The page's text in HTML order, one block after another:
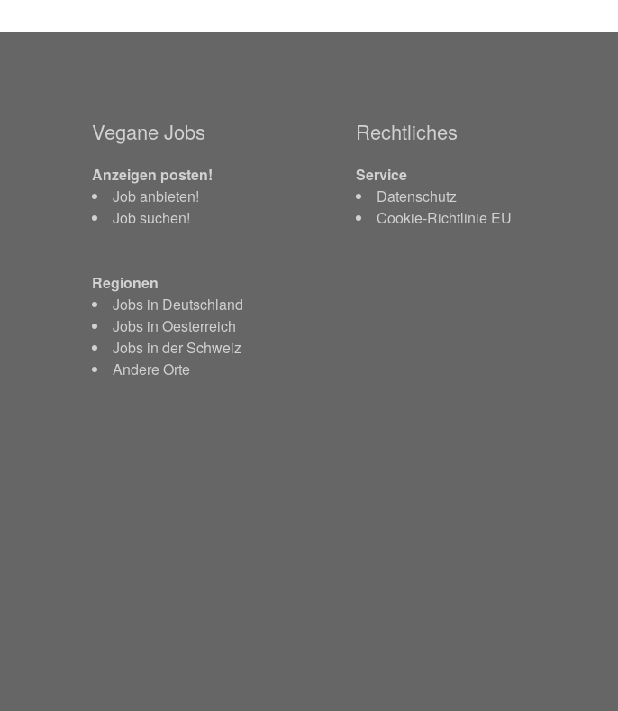
Vegane Jobs
Anzeigen posten!
Job anbieten!
Job suchen!
Regionen
Jobs in Deutschland
Jobs in Oesterreich
Jobs in der Schweiz
Andere Orte
Rechtliches
Service
Datenschutz
Cookie-Richtlinie EU